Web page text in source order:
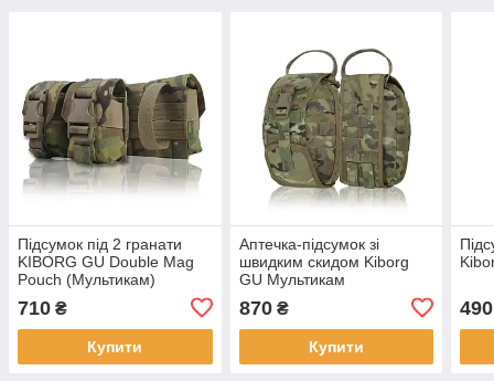
Підсумок під 2 гранати
KIBORG GU Double Mag
Pouch (Мультикам)
710 ₴
Купити
Аптечка-підсумок зі
швидким скидом Kiborg
GU Мультикам
870₴
Купити
490